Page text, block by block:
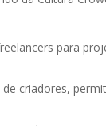
para
criadores,